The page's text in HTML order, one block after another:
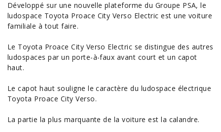
Développé sur une nouvelle plateforme du Groupe PSA, le
ludospace Toyota Proace City Verso Electric est une voiture
familiale à tout faire.
Le Toyota Proace City Verso Electric se distingue des autres
ludospaces par un porte-à-faux avant court et un capot
haut.
Le capot haut souligne le caractère du ludospace électrique
Toyota Proace City Verso.
La partie la plus marquante de la voiture est la calandre.